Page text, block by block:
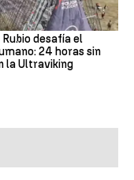
desafía el
24 horas sin
la Ultraviking